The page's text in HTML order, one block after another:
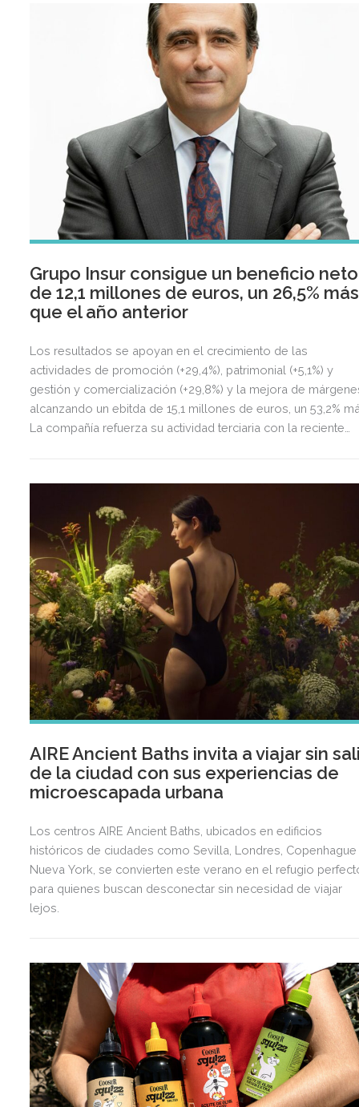
Grupo Insur consigue un beneficio neto
de 12,1 millones de euros, un 26,5% más
que el año anterior
Los resultados se apoyan en el crecimiento de las
actividades de promoción (+29,4%), patrimonial (+5,1%) y
gestión y comercialización (+29,8%) y la mejora de
alcanzando un ebitda de 15,1 millones de euros, un 53,2%
La compañía refuerza su actividad terciaria con la reciente
España.
AIRE Ancient Baths invita a viajar sin
de la ciudad con sus experiencias de
microescapada urbana
Los centros AIRE Ancient Baths, ubicados en edificios
históricos de ciudades como Sevilla, Londres,
Nueva York, se convierten este verano en el refugio
para quienes buscan desconectar sin necesidad de viajar
lejos.